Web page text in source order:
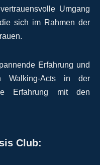
Umgang
sich im Rahmen der
Erfahrung und
Acts in der
Erfahrung mit den
Club: